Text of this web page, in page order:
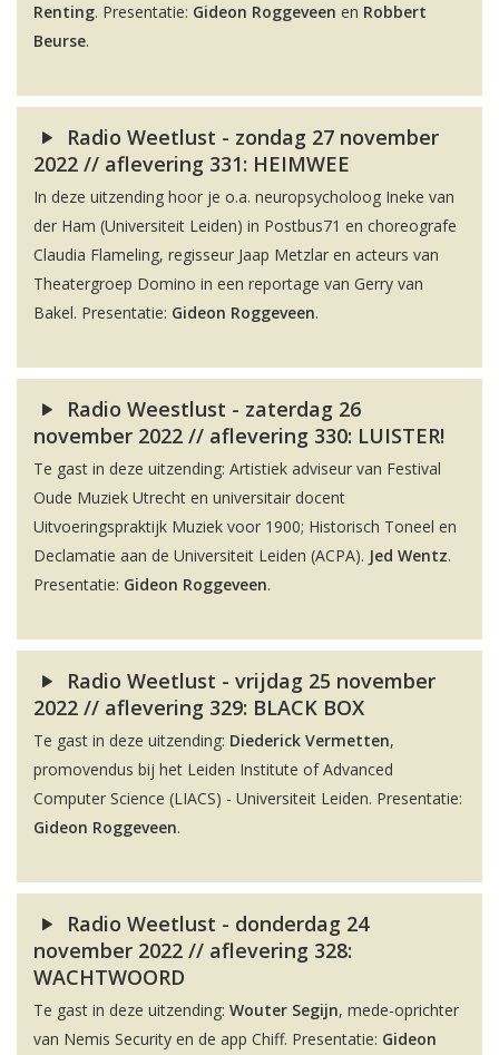
Renting. Presentatie: Gideon Roggeveen en Robbert
Beurse.
Radio Weetlust - zondag 27 november
2022 // aflevering 331: HEIMWEE
In deze uitzending hoor je o.a. neuropsycholoog Ineke van
der Ham (Universiteit Leiden) in Postbus71 en choreografe
Claudia Flameling, regisseur Jaap Metzlar en acteurs van
Theatergroep Domino in een reportage van Gerry van
Bakel. Presentatie: Gideon Roggeveen.
Radio Weestlust - zaterdag 26
november 2022 // aflevering 330: LUISTER!
Te gast in deze uitzending: Artistiek adviseur van Festival
Oude Muziek Utrecht en universitair docent
Uitvoeringspraktijk Muziek voor 1900; Historisch Toneel en
Declamatie aan de Universiteit Leiden (ACPA). Jed Wentz.
Presentatie: Gideon Roggeveen.
Radio Weetlust - vrijdag 25 november
2022 // aflevering 329: BLACK BOX
Te gast in deze uitzending: Diederick Vermetten,
promovendus bij het Leiden Institute of Advanced
Computer Science (LIACS) - Universiteit Leiden. Presentatie:
Gideon Roggeveen.
Radio Weetlust - donderdag 24
november 2022 // aflevering 328:
WACHTWOORD
Te gast in deze uitzending: Wouter Segijn, mede-oprichter
van Nemis Security en de app Chiff. Presentatie: Gideon